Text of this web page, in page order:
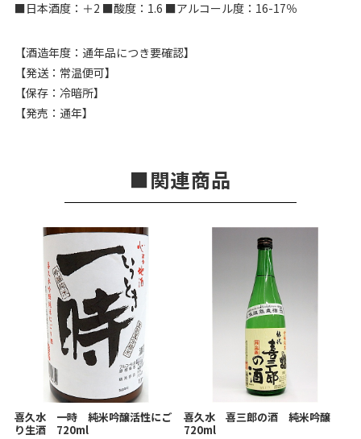
■日本酒度：＋2 ■酸度：1.6 ■アルコール度：16-17％
【酒造年度：通年品につき要確認】
【発送：常温便可】
【保存：冷暗所】
【発売：通年】
関連商品
喜久水 一時 純米吟醸活性にご
り生酒 720ml
喜久水 喜三郎の酒 純米吟醸
720ml